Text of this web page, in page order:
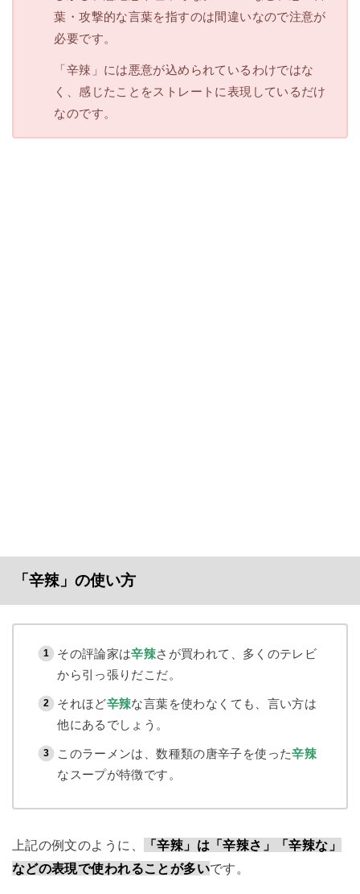
葉・攻撃的な言葉を指すのは間違いなので注意が
必要です。
「辛辣」には悪意が込められているわけではな
く、感じたことをストレートに表現しているだけ
なのです。
「辛辣」の使い方
その評論家は辛辣さが買われて、多くのテレビ
から引っ張りだこだ。
それほど辛辣な言葉を使わなくても、言い方は
他にあるでしょう。
このラーメンは、数種類の唐辛子を使った辛辣
なスープが特徴です。
上記の例文のように、
「辛辣」は「辛辣さ」「辛辣な」
などの表現で使われることが多いです。